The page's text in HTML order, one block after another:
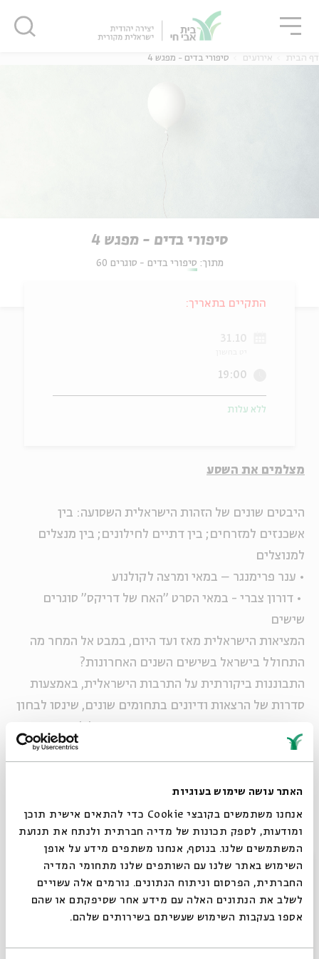
האתר עושה שימוש בעוגיות
אנחנו משתמשים בקובצי Cookie כדי להתאים אישית תוכן
ומודעות, לספק תכונות של מדיה חברתית ולנתח את תנועת
המשתמשים שלנו. בנוסף, אנחנו משתפים מידע על אופן
השימוש באתר שלנו עם השותפים שלנו מתחומי המדיה
החברתית, הפרסום וניתוח הנתונים. גורמים אלה עשויים
לשלב את הנתונים האלה עם מידע אחר שסיפקתם או שהם
אספו בעקבות השימוש שעשיתם בשירותים שלהם.
דף הבית אירועים סיפורי בדים - מפגש 4
סיפורי בדים - מפגש 4
מתוך: סיפורי בדים - סוגרים 60
מצלמים את השסע
היבטים שונים של הזהות הישראלית השסועה: בין
אשכנזים למזרחים; בין דתיים לחילונים; בין מנצלים
למנוצלים
• ענר פרימנגר – במאי ומרצה לקולנוע
• דורון צברי - במאי הסרט "האח של דריקס" סוגרים
שישים
המציאות הישראלית מאז ועד היום, במבט אל המחר מה
התחולל בישראל בשישים השנים האחרונות?
התבוננות ביקורתית על התרבות הישראלית, באמצעות
סדרות של הרצאות ודיונים בתחומים שונים, שינסו לבחון
השנים שחלפו, ובמבט אל השנים שעוד נכונו לנו
סיפורי בדים: קולנוע
החברה הישראלית בראי הקולנוע
מנחה: עמנואל הלפרין עורכת: איימי קרוניש
שיתוף הוספה ליומן הרשמה לאירועים דומים
התקיים בתאריך:
31.10
19:00
ללא עלות
אירועים נוספים בסדרה
סגור
סגור